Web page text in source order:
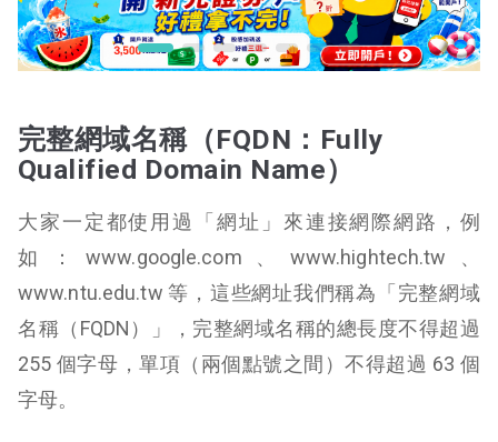
完整網域名稱（FQDN：Fully
Qualified Domain Name）
大家一定都使用過「網址」來連接網際網路，例
如：www.google.com、www.hightech.tw、
www.ntu.edu.tw 等，這些網址我們稱為「完整網域
名稱（FQDN）」，完整網域名稱的總長度不得超過
255 個字母，單項（兩個點號之間）不得超過 63 個
字母。